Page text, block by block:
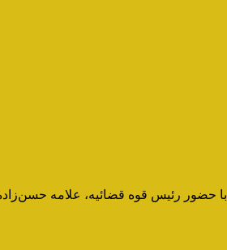
سومین همایش “طبیب روحانی و بزرگداشت علامه حسن‌زاده آملی” صبح روز پنجشنبه ۲۶